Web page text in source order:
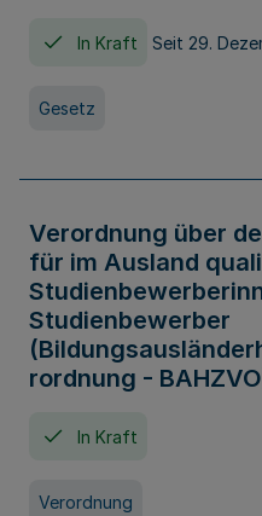
In Kraft Seit 29.
Gesetz
Verordnung über
für im Ausland
Studienbewerber
rordnung -
In Kraft
Verordnung